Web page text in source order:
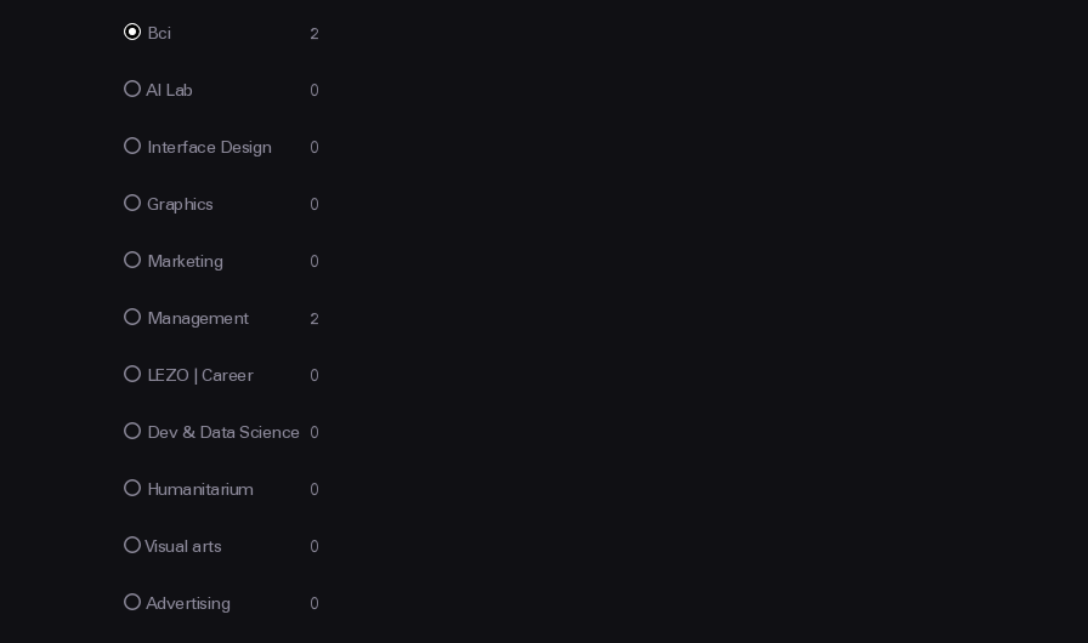
Всі 2
AI Lab 0
Interface Design 0
Graphics 0
Marketing 0
Management 2
LEZO | Сareer 0
Dev & Data Science 0
Humanitarium 0
Visual arts 0
Advertising 0